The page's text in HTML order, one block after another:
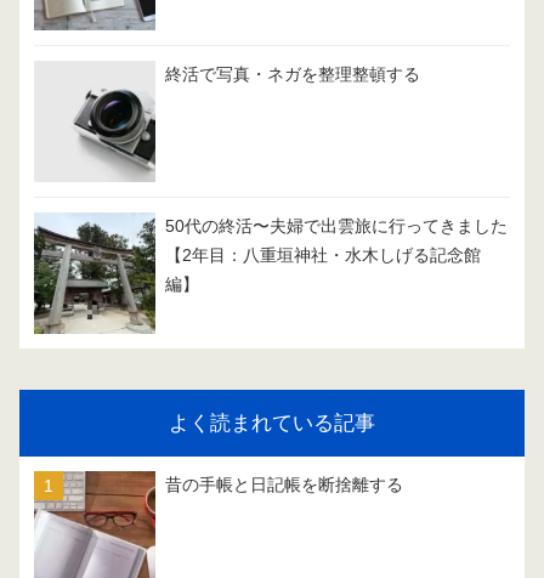
終活で写真・ネガを整理整頓する
50代の終活〜夫婦で出雲旅に行ってきました
【2年目：八重垣神社・水木しげる記念館
編】
よく読まれている記事
昔の手帳と日記帳を断捨離する